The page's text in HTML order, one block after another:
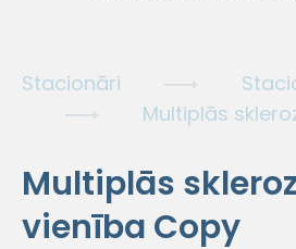
Stacionāri
Multiplās
Multiplās
vienība Copy